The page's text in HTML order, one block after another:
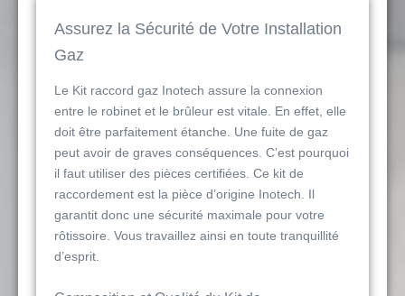
Assurez la Sécurité de Votre Installation
Gaz
Le Kit raccord gaz Inotech assure la connexion
entre le robinet et le brûleur est vitale. En effet, elle
doit être parfaitement étanche. Une fuite de gaz
peut avoir de graves conséquences. C’est pourquoi
il faut utiliser des pièces certifiées. Ce kit de
raccordement est la pièce d’origine Inotech. Il
garantit donc une sécurité maximale pour votre
rôtissoire. Vous travaillez ainsi en toute tranquillité
d’esprit.